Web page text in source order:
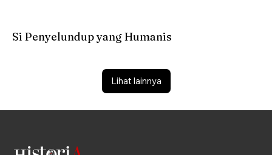
Lihat lainnya
Si Penyelundup yang Humanis